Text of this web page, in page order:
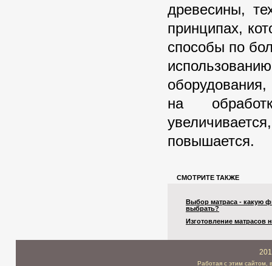
древесины,
принципах,
способы по
на
повышается.
СМОТРИТЕ ТАКЖЕ
Выбор матраса - какую
выбрать?
Изготовление матрасов
Работая с этим сайтом,